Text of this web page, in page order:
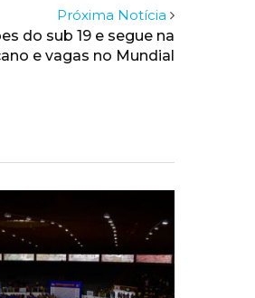
Próxima Notícia
do sub 19 e segue na
e vagas no Mundial